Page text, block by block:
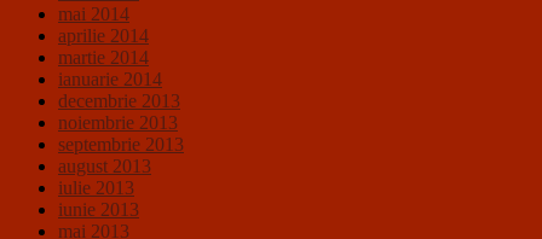
mai 2014
aprilie 2014
martie 2014
ianuarie 2014
decembrie 2013
noiembrie 2013
septembrie 2013
august 2013
iulie 2013
iunie 2013
mai 2013